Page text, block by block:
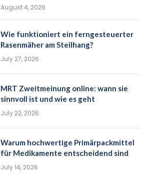
August 4, 2026
Wie funktioniert ein ferngesteuerter
Rasenmäher am Steilhang?
July 27, 2026
MRT Zweitmeinung online: wann sie
sinnvoll ist und wie es geht
July 22, 2026
Warum hochwertige Primärpackmittel
für Medikamente entscheidend sind
July 14, 2026